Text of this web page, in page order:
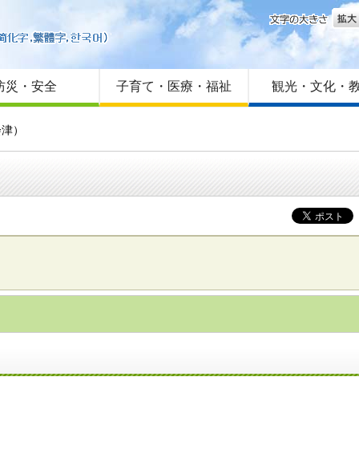
はじめての方へ
Foreign language
サイトマップ
文字
災・安全 子育て・医療・福祉 観光・文化・
）